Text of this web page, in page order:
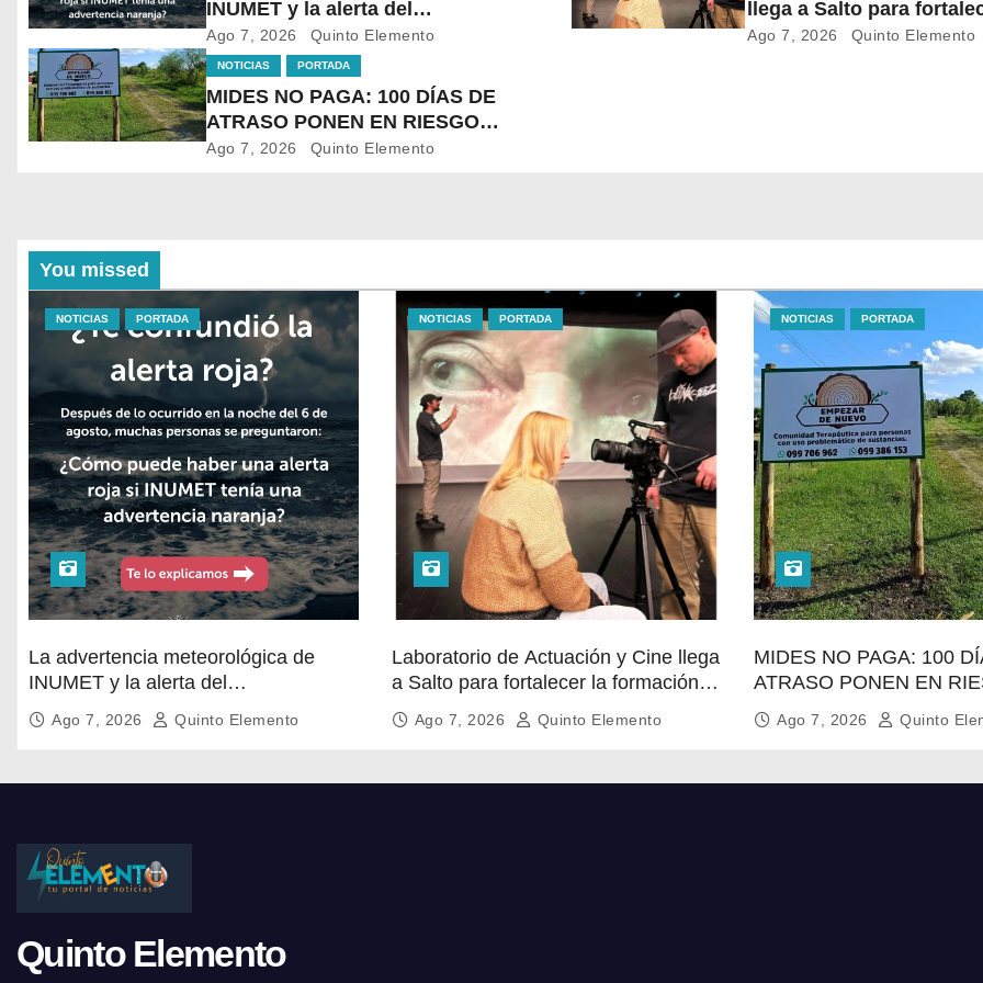
INUMET y la alerta del
@sinae_oficial no son lo mismo.
Ago 7, 2026 Quinto Elemento
llega a Salto para
formación audiovisual en
Ago 7, 2026 Quinto Elemento
NOTICIAS PORTADA
MIDES NO PAGA: 100 DÍAS DE
ATRASO PONEN EN RIESGO
LACONTINUIDAD DE
Ago 7, 2026 Quinto Elemento
You missed
NOTICIAS PORTADA
La advertencia meteorológica de
INUMET y la alerta del
@sinae_oficial no son lo mismo.
Ago 7, 2026 Quinto Elemento
NOTICIAS PORTADA
Laboratorio de Actuación y Cine llega
a Salto para fortalecer la formación
audiovisual en el norte del país
Ago 7, 2026 Quinto Elemento
NOTICIAS PORTADA
MIDES NO PAGA: 100
ATRASO PONEN EN
LACONTINUIDAD DE
TRATAMIENTO PARA LA
SALTO
Ago 7, 2026 Quinto
Quinto Elemento